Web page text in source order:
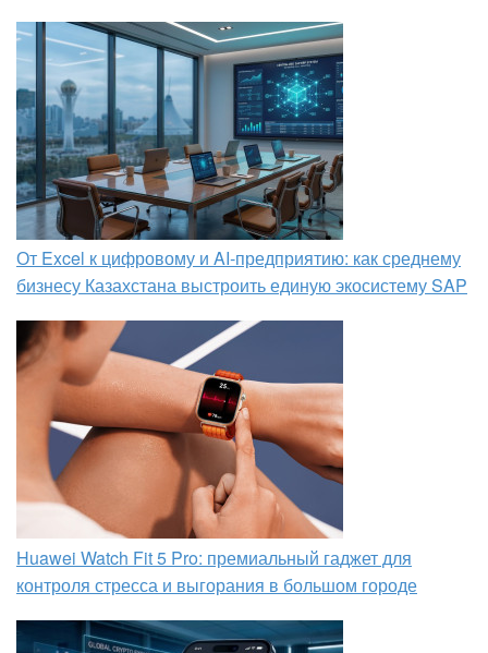
От Excel к цифровому и AI‑предприятию: как среднему
бизнесу Казахстана выстроить единую экосистему SAP
Huawei Watch Fit 5 Pro: премиальный гаджет для
контроля стресса и выгорания в большом городе